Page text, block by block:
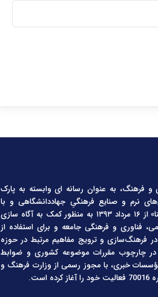
و فرهنگ، به عنوان رسانه ای وابسته به پارک
نرم و صنایع فرهنگیِ جهاددانشگاهی و با
عنوان اختصاری «سینا» از ۱۶ مرداد ۱۳۹۳ به منظور کمک به آگاه سازی
فناوری و فرهنگی جامعه و برای استفاده از
در فرهنگ‌سازی و ترویج مفاهیم مرتبط در حوزه
چارچوب مقررات موضوعه کشوری و ضوابط
خبری، با مجوز رسمی از وزارت فرهنگ و